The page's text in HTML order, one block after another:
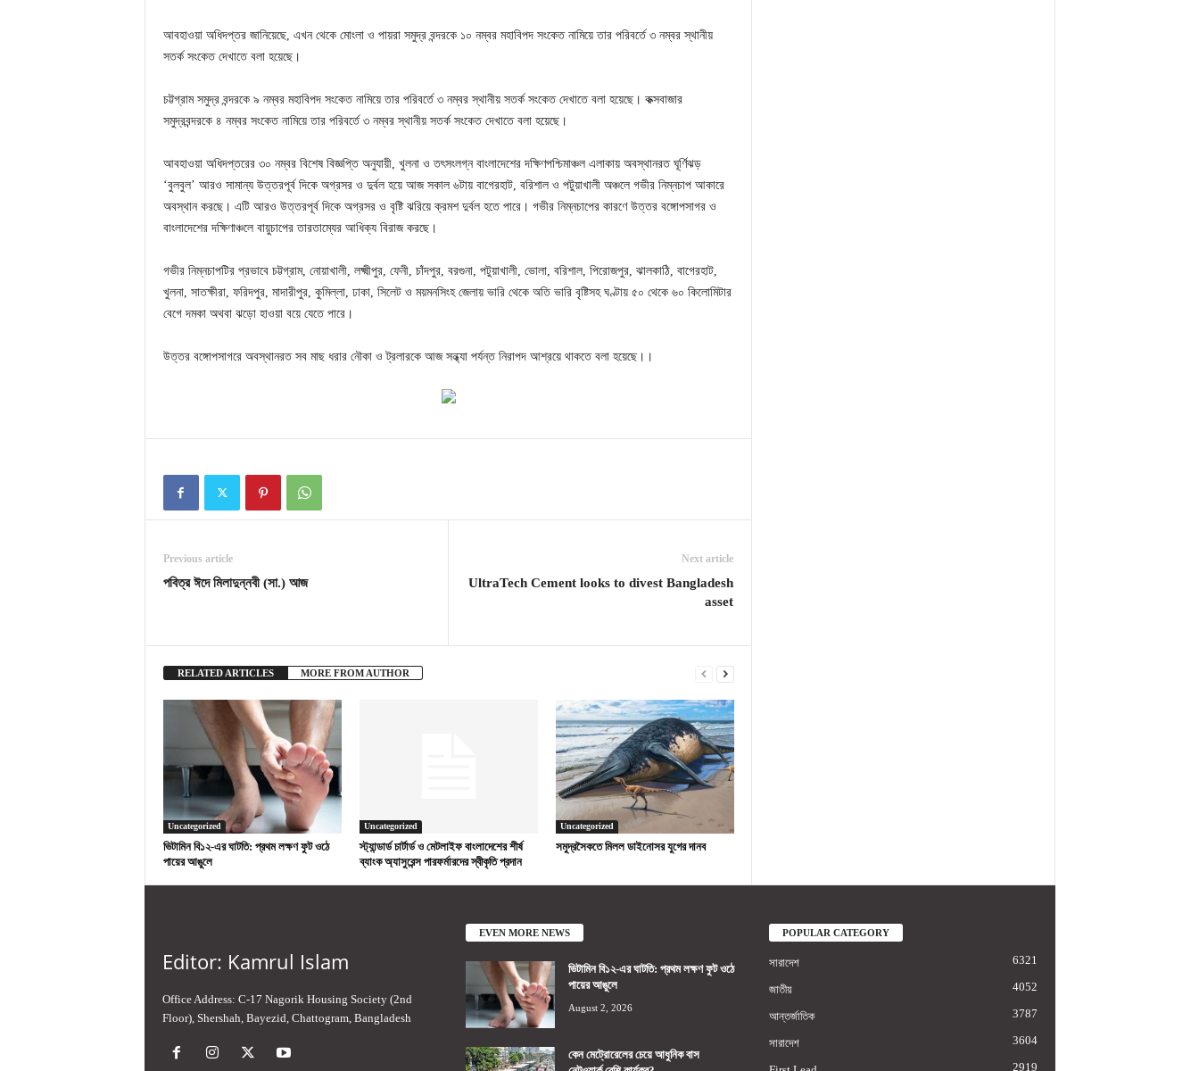
আবহাওয়া অধিদপ্তর জানিয়েছে, এখন থেকে মোংলা ও পায়রা সমুদ্র বন্দরকে ১০ নম্বর মহাবিপদ সংকেত নামিয়ে তার পরিবর্তে ৩ নম্বর স্থানীয়
সতর্ক সংকেত দেখাতে বলা হয়েছে।
চট্টগ্রাম সমুদ্র বন্দরকে ৯ নম্বর মহাবিপদ সংকেত নামিয়ে তার পরিবর্তে ৩ নম্বর স্থানীয় সতর্ক সংকেত দেখাতে বলা হয়েছে। কক্সবাজার
সমুদ্রবন্দরকে ৪ নম্বর সংকেত নামিয়ে তার পরিবর্তে ৩ নম্বর স্থানীয় সতর্ক সংকেত দেখাতে বলা হয়েছে।
আবহাওয়া অধিদপ্তরের ৩০ নম্বর বিশেষ বিজ্ঞপ্তি অনুযায়ী, খুলনা ও তৎসংলগ্ন বাংলাদেশের দক্ষিণপশ্চিমাঞ্চল এলাকায় অবস্থানরত ঘূর্ণিঝড়
‘বুলবুল’ আরও সামান্য উত্তরপূর্ব দিকে অগ্রসর ও দুর্বল হয়ে আজ সকাল ৬টায় বাগেরহাট, বরিশাল ও পটুয়াখালী অঞ্চলে গভীর নিম্নচাপ আকারে
অবস্থান করছে। এটি আরও উত্তরপূর্ব দিকে অগ্রসর ও বৃষ্টি ঝরিয়ে ক্রমশ দুর্বল হতে পারে। গভীর নিম্নচাপের কারণে উত্তর বঙ্গোপসাগর ও
বাংলাদেশের দক্ষিণাঞ্চলে বায়ুচাপের তারতাম্যের আধিক্য বিরাজ করছে।
গভীর নিম্নচাপটির প্রভাবে চট্টগ্রাম, নোয়াখালী, লক্ষ্মীপুর, ফেনী, চাঁদপুর, বরগুনা, পটুয়াখালী, ভোলা, বরিশাল, পিরোজপুর, ঝালকাঠি, বাগেরহাট,
খুলনা, সাতক্ষীরা, ফরিদপুর, মাদারীপুর, কুমিল্লা, ঢাকা, সিলেট ও ময়মনসিংহ জেলায় ভারি থেকে অতি ভারি বৃষ্টিসহ ঘণ্টায় ৫০ থেকে ৬০ কিলোমিটার
বেগে দমকা অথবা ঝড়ো হাওয়া বয়ে যেতে পারে।
উত্তর বঙ্গোপসাগরে অবস্থানরত সব মাছ ধরার নৌকা ও ট্রলারকে আজ সন্ধ্যা পর্যন্ত নিরাপদ আশ্রয়ে থাকতে বলা হয়েছে।।
Previous article
পবিত্র ঈদে মিলাদুন্নবী (সা.) আজ
Next article
UltraTech Cement looks to divest Bangladesh
asset
RELATED ARTICLES MORE FROM AUTHOR
Uncategorized
ভিটামিন বি১২-এর ঘাটতি: প্রথম লক্ষণ ফুট ওঠে
পায়ের আঙুলে
Uncategorized
স্ট্যান্ডার্ড চার্টার্ড ও মেটলাইফ বাংলাদেশের শীর্ষ
ব্যাংক অ্যাসুরেন্স পারফর্মারদের স্বীকৃতি প্রদান
Uncategorized
সমুদ্রসৈকতে মিলল ডাইনোসর যুগের দানব
Editor: Kamrul Islam
Office Address: C-17 Nagorik Housing Society (2nd
Floor), Shershah, Bayezid, Chattogram, Bangladesh
EVEN MORE NEWS
ভিটামিন বি১২-এর ঘাটতি: প্রথম লক্ষণ ফুট ওঠে
পায়ের আঙুলে
August 2, 2026
কেন মেট্রোরেলের চেয়ে আধুনিক বাস
POPULAR CATEGORY
সারাদেশ 6321
জাতীয় 4052
আন্তর্জাতিক 3787
সারাদেশ 3604
2919